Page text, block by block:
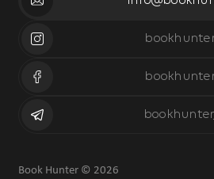
Book Hunter © 2026